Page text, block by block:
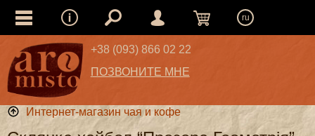
ru
+38 (093) 866 02 22
ПОЗВОНИТЕ МНЕ
Интернет-магазин чая и кофе